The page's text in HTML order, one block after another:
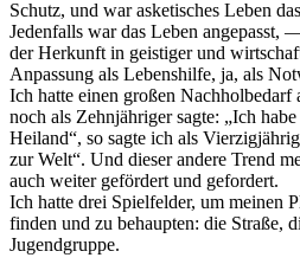
Schutz, und war asketisches Leben
Jedenfalls war das Leben angepasst,
der Herkunft in geistiger und
Anpassung als Lebenshilfe, ja, als
Ich hatte einen großen
noch als Zehnjähriger sagte:
Ich
Heiland , so sagte ich als
zur Welt . Und dieser andere Trend
auch weiter gefördert und gefordert.
Ich hatte drei Spielfelder, um meinen
finden und zu behaupten: die Straße,
Jugendgruppe.